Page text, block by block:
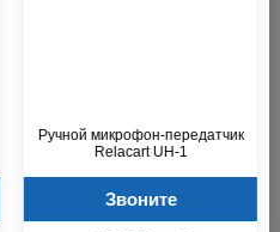
Ручной микрофон-передатчик
Relacart UH-1
Звоните
4 800 р.